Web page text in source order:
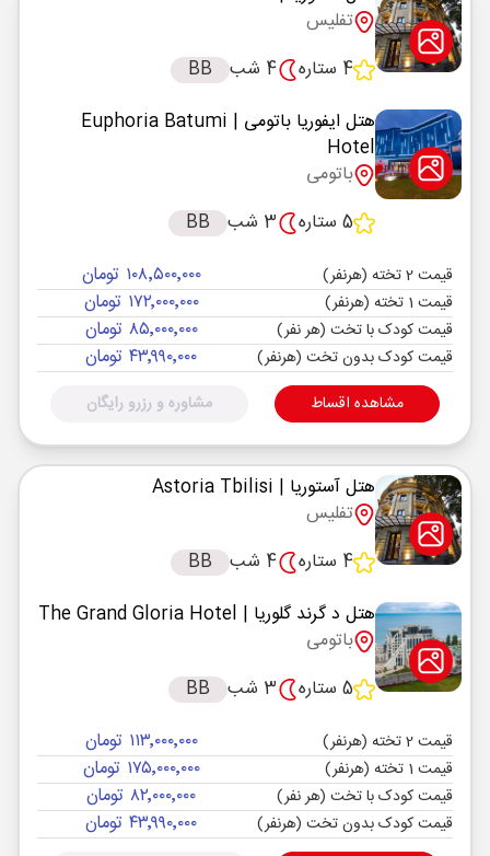
تفلیس
4 ستاره
4 شب
BB
هتل ایفوریا باتومی
| Euphoria Batumi
Hotel
باتومی
5 ستاره
3 شب BB
قیمت 2 تخته (هرنفر) ۱۰۸٬۵۰۰٬۰۰۰ تومان
قیمت 1 تخته (هرنفر) ۱۷۲٬۰۰۰٬۰۰۰ تومان
قیمت کودک با تخت (هر نفر) ۸۵٬۰۰۰٬۰۰۰ تومان
قیمت کودک بدون تخت (هرنفر) ۴۳٬۹۹۰٬۰۰۰ تومان
مشاهده اقساط مشاوره و رزرو رایگان
هتل آستوریا | Astoria Tbilisi
تفلیس
4 ستاره
4 شب
BB
هتل د گرند گلوریا | The Grand Gloria Hotel
باتومی
5 ستاره
3 شب BB
قیمت 2 تخته (هرنفر) ۱۱۳٬۰۰۰٬۰۰۰ تومان
قیمت 1 تخته (هرنفر) ۱۷۵٬۰۰۰٬۰۰۰ تومان
قیمت کودک با تخت (هر نفر) ۸۲٬۰۰۰٬۰۰۰ تومان
قیمت کودک بدون تخت (هرنفر) ۴۳٬۹۹۰٬۰۰۰ تومان